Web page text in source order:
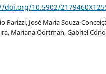
doi.org/10.5902/
Parizzi, José Maria Souza-
Mariana Oortman, Gabriel